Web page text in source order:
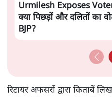
Urmilesh Exposes
क्या पिछड़ों और दलितों का
BJP?
रिटायर अफसरों द्वारा किताबें